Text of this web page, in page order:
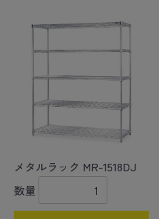
メタルラック MR-1518DJ
数量